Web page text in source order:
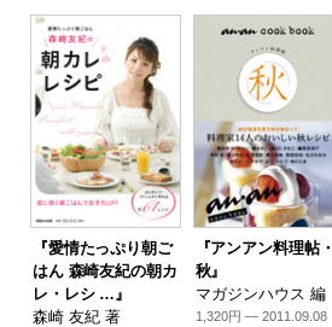
『愛情たっぷり朝ご
はん 森崎友紀の朝カ
レ・レシ …』
森崎 友紀 著
『アンアン料理帖・
秋』
マガジンハウス 編
1,320円 — 2011.09.08